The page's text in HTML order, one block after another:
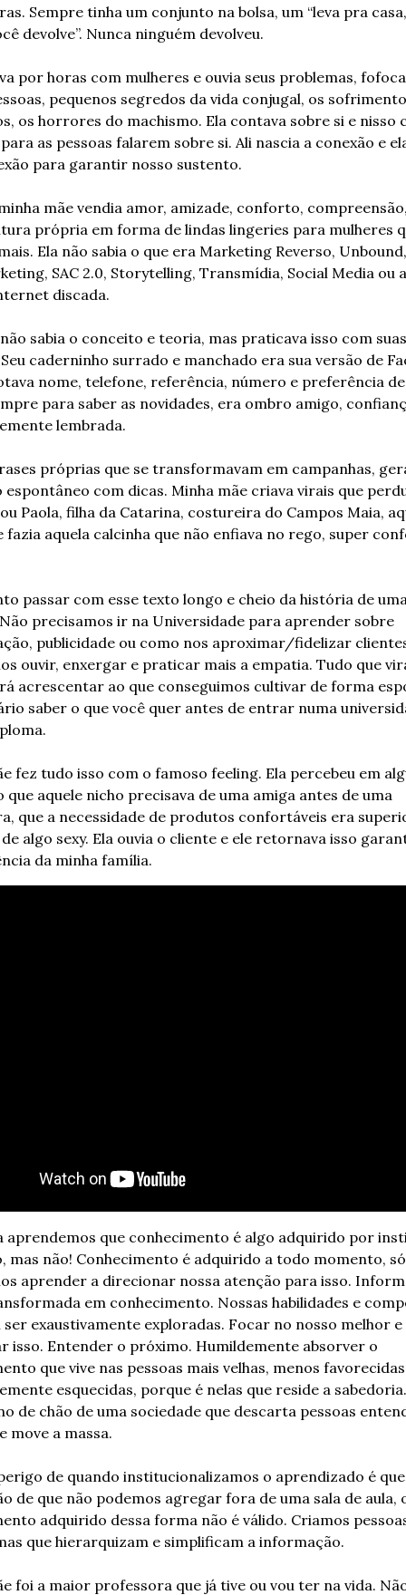
Sempre tinha um conjunto na bolsa, um “leva pra
devolve”. Nunca ninguém devolveu.
por horas com mulheres e ouvia seus problemas,
pequenos segredos da vida conjugal, os
os horrores do machismo. Ela contava sobre si e nisso
as pessoas falarem sobre si. Ali nascia a conexão e
para garantir nosso sustento.
mãe vendia amor, amizade, conforto,
própria em forma de lindas lingeries para mulheres
Ela não sabia o que era Marketing Reverso, Unbound,
SAC 2.0, Storytelling, Transmídia, Social Media ou
discada.
sabia o conceito e teoria, mas praticava isso com
caderninho surrado e manchado era sua versão de
nome, telefone, referência, número e preferência
para saber as novidades, era ombro amigo,
lembrada.
próprias que se transformavam em campanhas,
com dicas. Minha mãe criava virais que
Paola, filha da Catarina, costureira do Campos Maia,
fazia aquela calcinha que não enfiava no rego, super
passar com esse texto longo e cheio da história de
precisamos ir na Universidade para aprender sobre
publicidade ou como nos aproximar/fidelizar
ouvir, enxergar e praticar mais a empatia. Tudo que
acrescentar ao que conseguimos cultivar de forma
saber o que você quer antes de entrar numa
fez tudo isso com o famoso feeling. Ela percebeu em
aquele nicho precisava de uma amiga antes de uma
que a necessidade de produtos confortáveis era
algo sexy. Ela ouvia o cliente e ele retornava isso
da minha família.
aprendemos que conhecimento é algo adquirido por
mas não! Conhecimento é adquirido a todo momento, só
aprender a direcionar nossa atenção para isso.
em conhecimento. Nossas habilidades e
exaustivamente exploradas. Focar no nosso melhor e
isso. Entender o próximo. Humildemente absorver o
que vive nas pessoas mais velhas, menos
esquecidas, porque é nelas que reside a
de chão de uma sociedade que descarta pessoas
move a massa.
de quando institucionalizamos o aprendizado é
de que não podemos agregar fora de uma sala de aula,
adquirido dessa forma não é válido. Criamos
que hierarquizam e simplificam a informação.
foi a maior professora que já tive ou vou ter na vida.